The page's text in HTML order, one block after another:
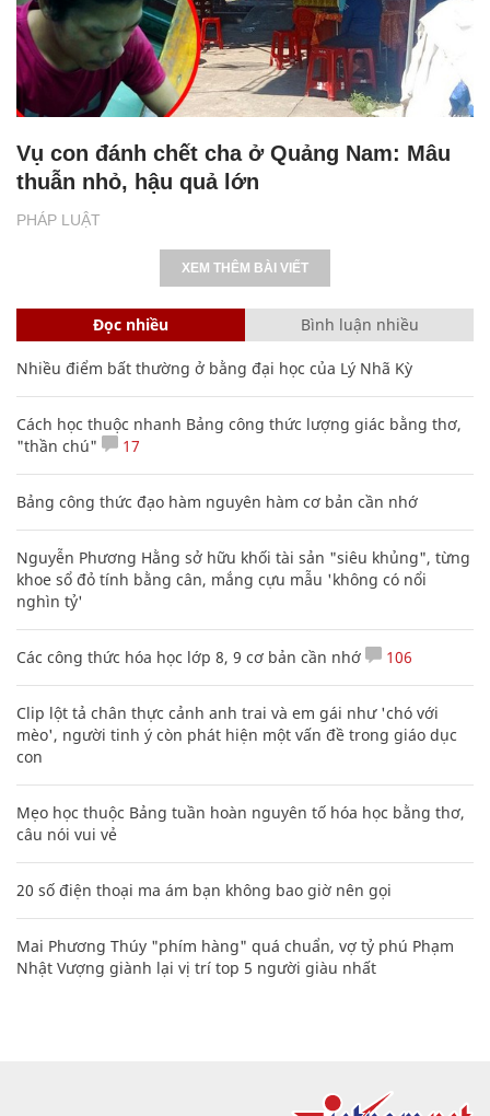
PHÁP LUẬT
Vụ con đánh chết cha ở Quảng Nam: Mâu
thuẫn nhỏ, hậu quả lớn
XEM THÊM BÀI VIẾT
Đọc nhiều Bình luận nhiều
Nhiều điểm bất thường ở bằng đại học của Lý Nhã Kỳ
Cách học thuộc nhanh Bảng công thức lượng giác bằng thơ,
"thần chú"
17
Bảng công thức đạo hàm nguyên hàm cơ bản cần nhớ
Nguyễn Phương Hằng sở hữu khối tài sản "siêu khủng", từng
khoe sổ đỏ tính bằng cân, mắng cựu mẫu 'không có nổi
nghìn tỷ'
Các công thức hóa học lớp 8, 9 cơ bản cần nhớ 106
Clip lột tả chân thực cảnh anh trai và em gái như 'chó với
mèo', người tinh ý còn phát hiện một vấn đề trong giáo dục
con
Mẹo học thuộc Bảng tuần hoàn nguyên tố hóa học bằng thơ,
câu nói vui vẻ
20 số điện thoại ma ám bạn không bao giờ nên gọi
Mai Phương Thúy "phím hàng" quá chuẩn, vợ tỷ phú Phạm
Nhật Vượng giành lại vị trí top 5 người giàu nhất